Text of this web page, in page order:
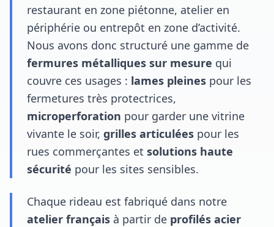
restaurant en zone piétonne, atelier en
périphérie ou entrepôt en zone d’activité.
Nous avons donc structuré une gamme de
fermures métalliques sur mesure qui
couvre ces usages : lames pleines pour les
fermetures très protectrices,
microperforation pour garder une vitrine
vivante le soir, grilles articulées pour les
rues commerçantes et solutions haute
sécurité pour les sites sensibles.
Chaque rideau est fabriqué dans notre
atelier français à partir de profilés acier